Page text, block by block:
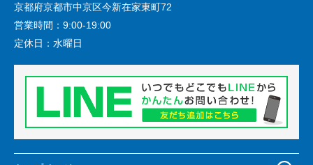
京都府京都市中京区今新在家東町72
営業時間： 9:00-19:00
定休日： 水曜日